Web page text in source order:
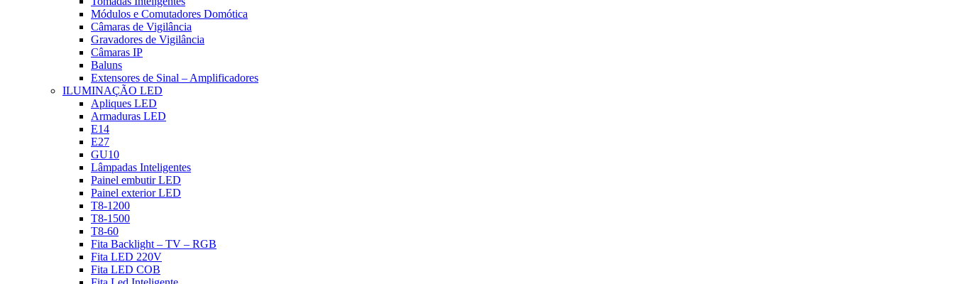
Módulos e Comutadores Domótica
Câmaras de Vigilância
Gravadores de Vigilância
Câmaras IP
Baluns
Extensores de Sinal – Amplificadores
ILUMINAÇÃO LED
Apliques LED
Armaduras LED
E14
E27
GU10
Lâmpadas Inteligentes
Painel embutir LED
Painel exterior LED
T8-1200
T8-1500
T8-60
Fita Backlight – TV – RGB
Fita LED 220V
Fita LED COB